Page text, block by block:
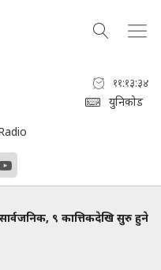
११:१३:३५
युनिकोड
९ कात्तिकदेखि सुरु हुने